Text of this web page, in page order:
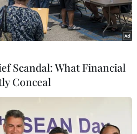
Scandal: What Financial
Conceal